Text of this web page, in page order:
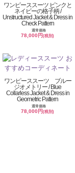
ワンピーススーツ ピンクと
ネイビーの格子柄 /
Unstructured Jacket & Dress in
Check Pattern
通常価格
78,000円(税別)
ワンピーススーツ ブルー
ジオメトリー / Blue
Collarless Jacket & Dress in
Geometric Pattern
通常価格
78,000円(税別)